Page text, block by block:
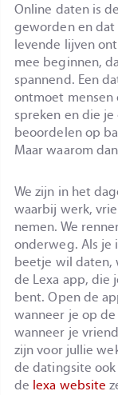
Online daten is
geworden en dat
levende lijven
mee beginnen,
spannend. Een
ontmoet mensen
spreken en die
beoordelen op
Maar waarom
We zijn in het
waarbij werk,
nemen. We
onderweg. Als je
beetje wil daten,
de Lexa app, die
bent. Open de
wanneer je op
wanneer je
zijn voor jullie
de datingsite
de lexa website